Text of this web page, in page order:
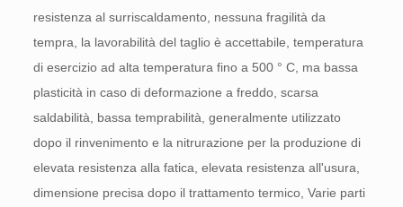
resistenza al surriscaldamento, nessuna fragilità da
tempra, la lavorabilità del taglio è accettabile, temperatura
di esercizio ad alta temperatura fino a 500 ° C, ma bassa
plasticità in caso di deformazione a freddo, scarsa
saldabilità, bassa temprabilità, generalmente utilizzato
dopo il rinvenimento e la nitrurazione per la produzione di
elevata resistenza alla fatica, elevata resistenza all'usura,
dimensione precisa dopo il trattamento termico, Varie parti